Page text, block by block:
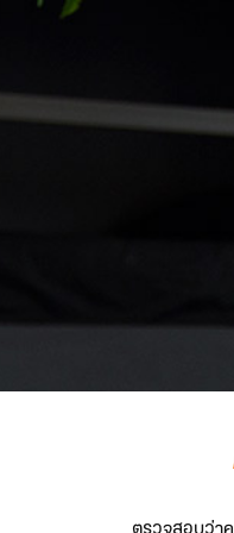
ตรวจสอบว่า